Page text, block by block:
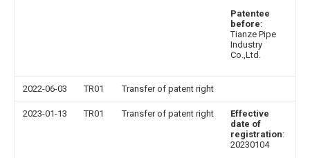
Patentee
before:
Tianze Pipe
Industry
Co.,Ltd.
2022-06-03 TR01 Transfer of patent right
2023-01-13 TR01 Transfer of patent right
Effective
date of
registration:
20230104